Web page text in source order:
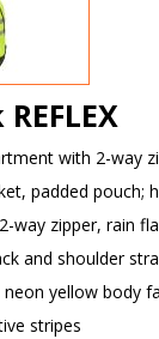
with 2-way
padded pouch;
way zipper, rain
and shoulder
yellow body
stripes